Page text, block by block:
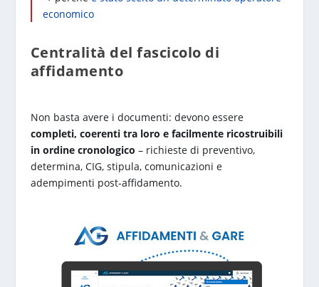
economico
Centralità del fascicolo di
affidamento
Non basta avere i documenti: devono essere
completi, coerenti tra loro e facilmente ricostruibili
in ordine cronologico – richieste di preventivo,
determina, CIG, stipula, comunicazioni e
adempimenti post-affidamento.